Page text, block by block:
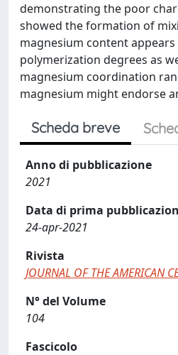
demonstrating the poor
showed the formation of
magnesium content
polymerization degrees as
magnesium coordination
magnesium might endorse
Scheda breve
Anno di pubblicazione
2021
Data di prima
24-apr-2021
Rivista
JOURNAL OF THE AMERICAN
N° del Volume
104
Fascicolo